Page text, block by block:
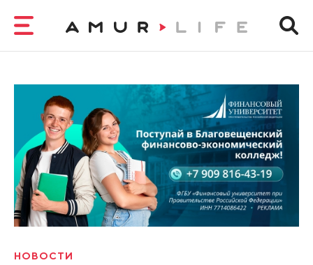
НОВОСТИ